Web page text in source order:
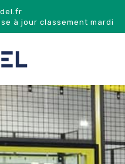
à jour classement mardi